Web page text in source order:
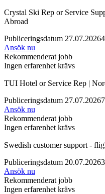
Crystal Ski Rep or Service
Abroad
Publiceringsdatum 27.07.2026
Ansök nu
Rekommenderat jobb
Ingen erfarenhet krävs
TUI Hotel or Service Rep |
Publiceringsdatum 27.07.2026
Ansök nu
Rekommenderat jobb
Ingen erfarenhet krävs
Swedish customer support -
Publiceringsdatum 20.07.2026
Ansök nu
Rekommenderat jobb
Ingen erfarenhet krävs